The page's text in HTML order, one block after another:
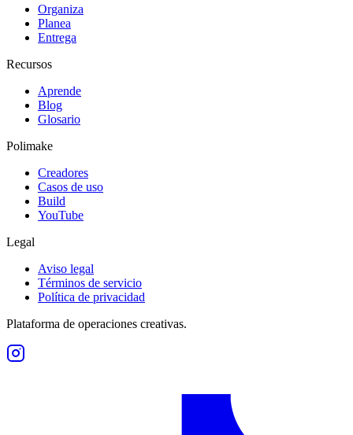
Organiza
Planea
Entrega
Recursos
Aprende
Blog
Glosario
Polimake
Creadores
Casos de uso
Build
YouTube
Legal
Aviso legal
Términos de servicio
Política de privacidad
Plataforma de operaciones creativas.